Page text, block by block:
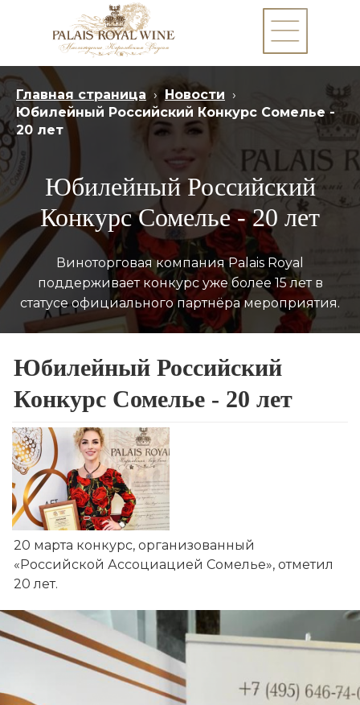
Главная страница › Новости ›
Юбилейный Российский Конкурс Сомелье -
20 лет
Юбилейный Российский
Конкурс Сомелье - 20 лет
Виноторговая компания Palais Royal
поддерживает конкурс уже более 15 лет в
статусе официального партнёра мероприятия.
Юбилейный Российский
Конкурс Сомелье - 20 лет
20 марта конкурс, организованный
«Российской Ассоциацией Сомелье», отметил
20 лет.